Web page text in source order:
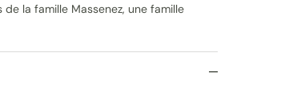
la famille Massenez, une famille